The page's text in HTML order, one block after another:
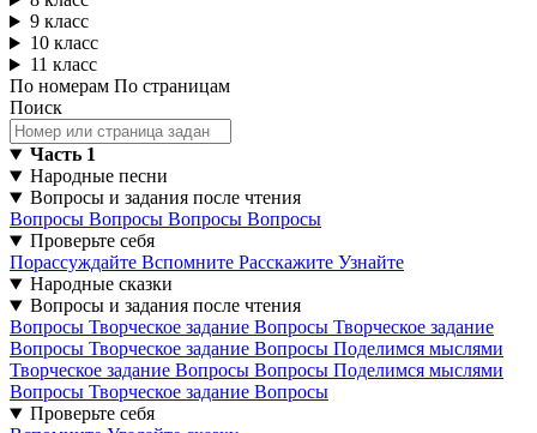
9 класс
10 класс
11 класс
По номерам По страницам
Поиск
Часть 1
Народные песни
Вопросы и задания после чтения
Вопросы Вопросы Вопросы Вопросы
Проверьте себя
Порассуждайте Вспомните Расскажите Узнайте
Народные сказки
Вопросы и задания после чтения
Вопросы Творческое задание Вопросы Творческое задание
Вопросы Творческое задание Вопросы Поделимся мыслями
Творческое задание Вопросы Вопросы Поделимся мыслями
Вопросы Творческое задание Вопросы
Проверьте себя